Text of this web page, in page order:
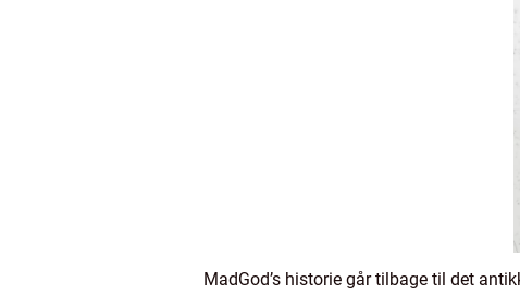
MadGod’s historie går tilbage til det